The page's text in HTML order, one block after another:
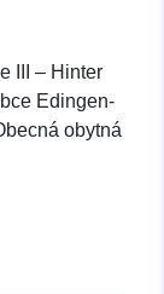
III – Hinter
Edingen-
obytná